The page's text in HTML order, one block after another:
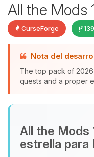
All the Mods
CurseForge
Nota del
The top pack of
quests and a proper
All the Mods
estrella
hablar!
asistente